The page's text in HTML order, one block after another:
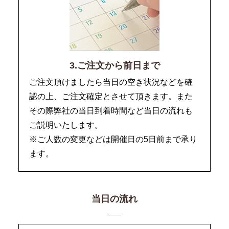
3.ご注文から前日まで
ご注文頂けましたら当日の空き状況などを確
認の上、ご注文確定とさせて頂きます。また
その際弊社の当日到着時間など当日の流れも
ご説明いたします。
※ご人数の変更などは開催日の5日前まで承り
ます。
当日の流れ